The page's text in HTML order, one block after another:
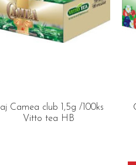
Camea club 1,5g /100ks
Vitto tea HB